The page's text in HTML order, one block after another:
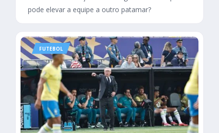
pode elevar a equipe a outro patamar?
FUTEBOL